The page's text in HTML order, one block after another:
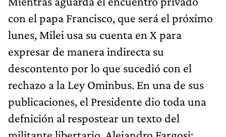
con el papa Francisco, que será el próximo
lunes, Milei usa su cuenta en X para
expresar de manera indirecta su
descontento por lo que sucedió con el
rechazo a la Ley Ominbus. En una de sus
publicaciones, el Presidente dio toda una
defnición al respostear un texto del